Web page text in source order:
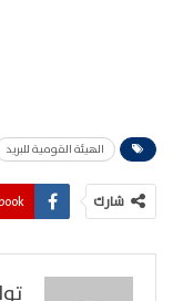
الهيئة القومية للبريد
شارك